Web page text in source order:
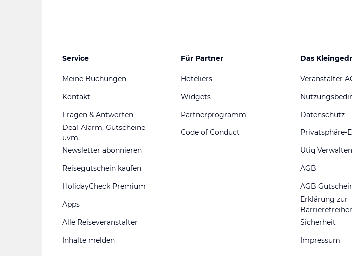
Service
Meine Buchungen
Kontakt
Fragen & Antworten
Deal-Alarm, Gutscheine
uvm.
Newsletter abonnieren
Reisegutschein kaufen
HolidayCheck Premium
Apps
Alle Reiseveranstalter
Inhalte melden
Für Partner
Hoteliers
Widgets
Partnerprogramm
Code of Conduct
Das
Veranstalter
Datenschutz
Privatsphäre-
Utiq Verwalten
AGB
AGB
Erklärung zur
Sicherheit
Impressum